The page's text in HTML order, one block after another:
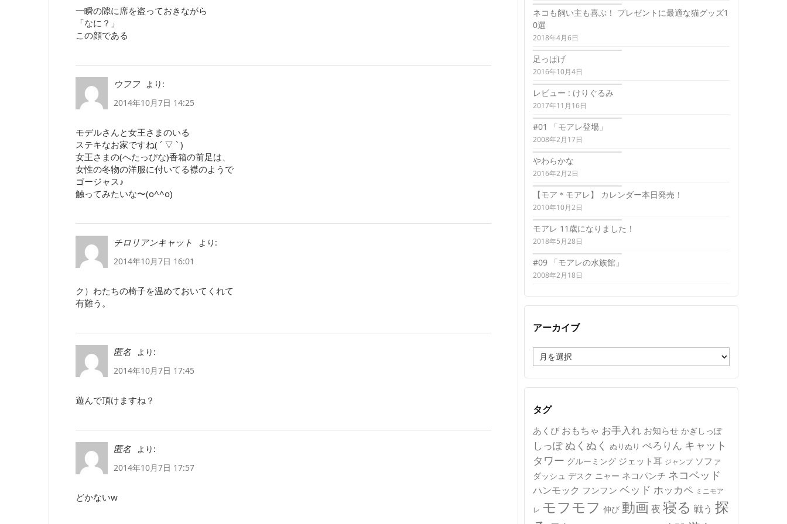
一瞬の隙に席を盗っておきながら
「なに？」
この顔である
ウフフ
より:
2014年10月7日 14:25
モデルさんと女王さまのいる
ステキなお家ですね( ´ ▽ ` )
女王さまの(へたっぴな)香箱の前足は、
女性の冬物の洋服に付いてる襟のようで
ゴージャス♪
触ってみたいな〜(o^^o)
チロリアンキャット
より:
2014年10月7日 16:01
ク）わたちの椅子を温めておいてくれて
有難う。
匿名
より:
2014年10月7日 17:45
遊んで頂けますね？
匿名
より:
2014年10月7日 17:57
どかないw
ネコも飼い主も喜ぶ！ プレゼントに最適な猫グッズ1
0選
2018年4月6日
足っぱげ
2016年10月4日
レビュー : けりぐるみ
2017年11月16日
#01 「モアレ登場」
2008年2月17日
やわらかな
2016年2月2日
【モア＊モアレ】 カレンダー本日発売！
2010年10月2日
モアレ 11歳になりました！
2018年5月28日
#09 「モアレの水族館」
2008年2月18日
アーカイブ
ー
カ
イ
タグ
あくび おもちゃ お手入れ お知らせ かぎしっぽ
しっぽ ぬくぬく ぬりぬり ぺろりん キャット
タワー グルーミング ジェット耳 ジャンプ ソファ
ダッシュ デスク ニャー ネコパンチ ネコベッド
ハンモック フンフン ベッド ホッカペ ミニモア
レ モフモフ 伸び 動画 夜 寝る 戦う 探